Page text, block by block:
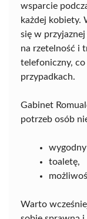
wsparcie
każdej kobiety.
się w
na rzetelność i
telefoniczny, co
przypadkach.
Gabinet
potrzeb osób
toaletę,
Warto